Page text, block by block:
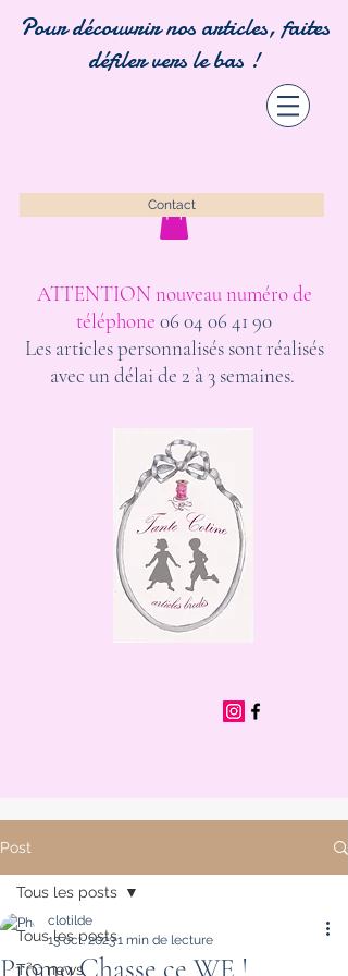
Pour découvrir nos articles, faites
défiler vers le bas !
Contact
ATTENTION nouveau numéro de
téléphone 06 04 06 41 90
Les articles personnalisés sont réalisés
avec un délai de 2 à 3 semaines.
Post
Tous les posts
T²C news
Tous les posts
Promo Chasse ce WE !
clotilde
13 oct. 20231 min de lecture